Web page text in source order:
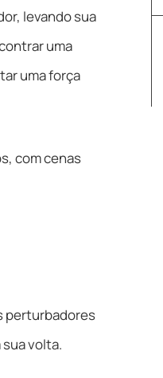
levando sua
uma
uma força
com cenas
perturbadores
volta.